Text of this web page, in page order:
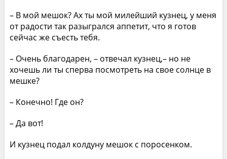
– В мой мешок? Ах ты мой милейший кузнец, у меня
от радости так разыгрался аппетит, что я готов
сейчас же съесть тебя.
– Очень благодарен, – отвечал кузнец,– но не
хочешь ли ты сперва посмотреть на свое солнце в
мешке?
– Конечно! Где он?
– Да вот!
И кузнец подал колдуну мешок с поросенком.